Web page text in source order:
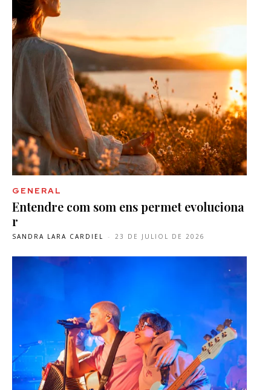
GENERAL
Entendre com som ens permet evoluciona
r
SANDRA LARA CARDIEL - 23 DE JULIOL DE 2026